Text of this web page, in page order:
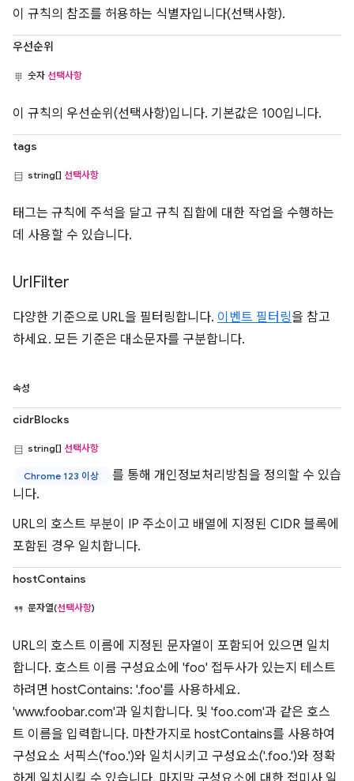
이 규칙의 참조를 허용하는 식별자입니다(선택사항).
우선순위
숫자 선택사항
이 규칙의 우선순위(선택사항)입니다. 기본값은 100입니다.
tags
string[] 선택사항
태그는 규칙에 주석을 달고 규칙 집합에 대한 작업을 수행하는
데 사용할 수 있습니다.
UrlFilter
다양한 기준으로 URL을 필터링합니다. 이벤트 필터링을 참고
하세요. 모든 기준은 대소문자를 구분합니다.
속성
cidrBlocks
string[] 선택사항
Chrome 123 이상
를 통해 개인정보처리방침을 정의할 수 있습
니다.
URL의 호스트 부분이 IP 주소이고 배열에 지정된 CIDR 블록에
포함된 경우 일치합니다.
hostContains
문자열(선택사항)
URL의 호스트 이름에 지정된 문자열이 포함되어 있으면 일치
합니다. 호스트 이름 구성요소에 'foo' 접두사가 있는지 테스트
하려면 hostContains: '.foo'를 사용하세요.
'www.foobar.com'과 일치합니다. 및 'foo.com'과 같은 호스
트 이름을 입력합니다. 마찬가지로 hostContains를 사용하여
구성요소 서픽스('foo.')와 일치시키고 구성요소('.foo.')와 정확